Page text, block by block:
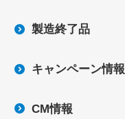
製造終了品
キャンペーン情報
CM情報